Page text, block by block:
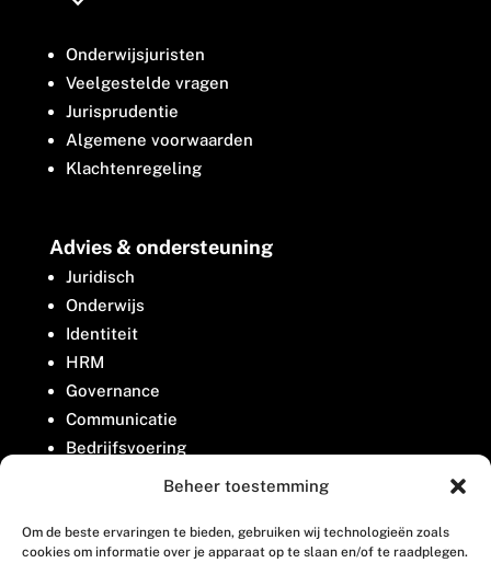
Beheer toestemming
Om de beste ervaringen te bieden, gebruiken wij technologieën zoals
cookies om informatie over je apparaat op te slaan en/of te raadplegen.
Onderwijsjuristen
Veelgestelde vragen
Jurisprudentie
Algemene voorwaarden
Klachtenregeling
Advies & ondersteuning
Juridisch
Onderwijs
Identiteit
HRM
Governance
Communicatie
Bedrijfsvoering
Belangenbehartiging
Contact